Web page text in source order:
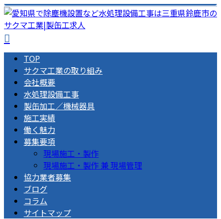
TOP
サクマ工業の取り組み
会社概要
水処理設備工事
製缶加工／機械器具
施工実績
働く魅力
募集要項
現場施工・製作
現場施工・製作 兼 現場管理
協力業者募集
ブログ
コラム
サイトマップ